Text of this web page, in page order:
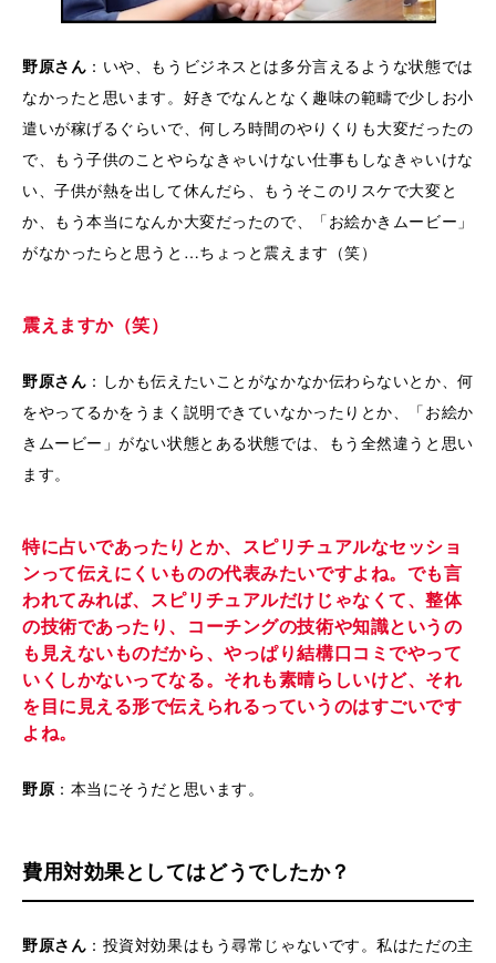
野原さん ：いや、もうビジネスとは多分言えるような状態では
なかったと思います。好きでなんとなく趣味の範疇で少しお小
遣いが稼げるぐらいで、何しろ時間のやりくりも大変だったの
で、もう子供のことやらなきゃいけない仕事もしなきゃいけな
い、子供が熱を出して休んだら、もうそこのリスケで大変と
か、もう本当になんか大変だったので、「お絵かきムービー」
がなかったらと思うと…ちょっと震えます（笑）
震えますか（笑）
野原さん ：しかも伝えたいことがなかなか伝わらないとか、何
をやってるかをうまく説明できていなかったりとか、「お絵か
きムービー」がない状態とある状態では、もう全然違うと思い
ます。
特に占いであったりとか、スピリチュアルなセッショ
ンって伝えにくいものの代表みたいですよね。でも言
われてみれば、スピリチュアルだけじゃなくて、整体
の技術であったり、コーチングの技術や知識というの
も見えないものだから、やっぱり結構口コミでやって
いくしかないってなる。それも素晴らしいけど、それ
を目に見える形で伝えられるっていうのはすごいです
よね。
野原 ：本当にそうだと思います。
費用対効果としてはどうでしたか？
野原さん ：投資対効果はもう尋常じゃないです。私はただの主